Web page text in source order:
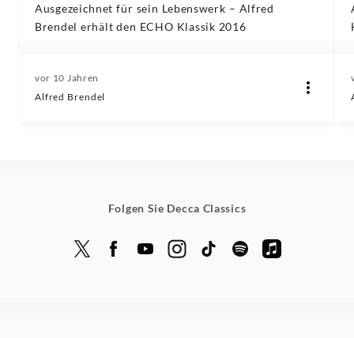
Ausgezeichnet für sein Lebenswerk – Alfred
Brendel erhält den ECHO Klassik 2016
vor 10 Jahren
Alfred Brendel
Folgen Sie Decca Classics